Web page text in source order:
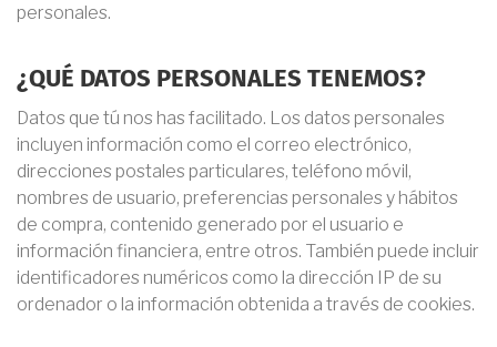
personales.
¿QUÉ DATOS PERSONALES TENEMOS?
Datos que tú nos has facilitado. Los datos personales
incluyen información como el correo electrónico,
direcciones postales particulares, teléfono móvil,
nombres de usuario, preferencias personales y hábitos
de compra, contenido generado por el usuario e
información financiera, entre otros. También puede incluir
identificadores numéricos como la dirección IP de su
ordenador o la información obtenida a través de cookies.